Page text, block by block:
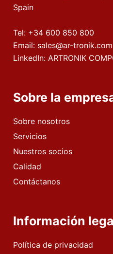
Spain
Tel: +34 600 850 800
Email: sales@ar-tronik.com
LinkedIn: ARTRONIK
Sobre la
Sobre nosotros
Servicios
Nuestros socios
Calidad
Contáctanos
Información
Política de privacidad